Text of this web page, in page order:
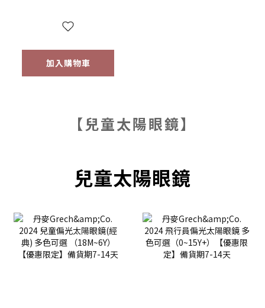
加入購物車
【兒童太陽眼鏡】
兒童太陽眼鏡